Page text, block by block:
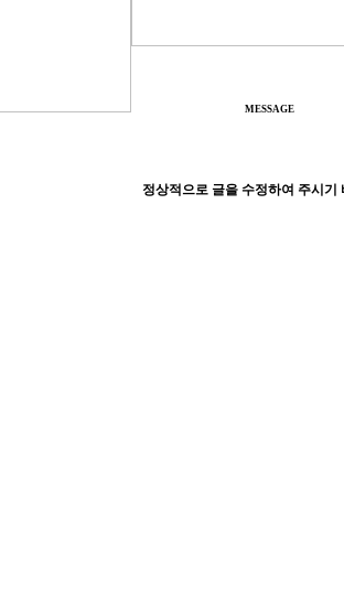
MESSAGE
정상적으로 글을 수정하여 주시기